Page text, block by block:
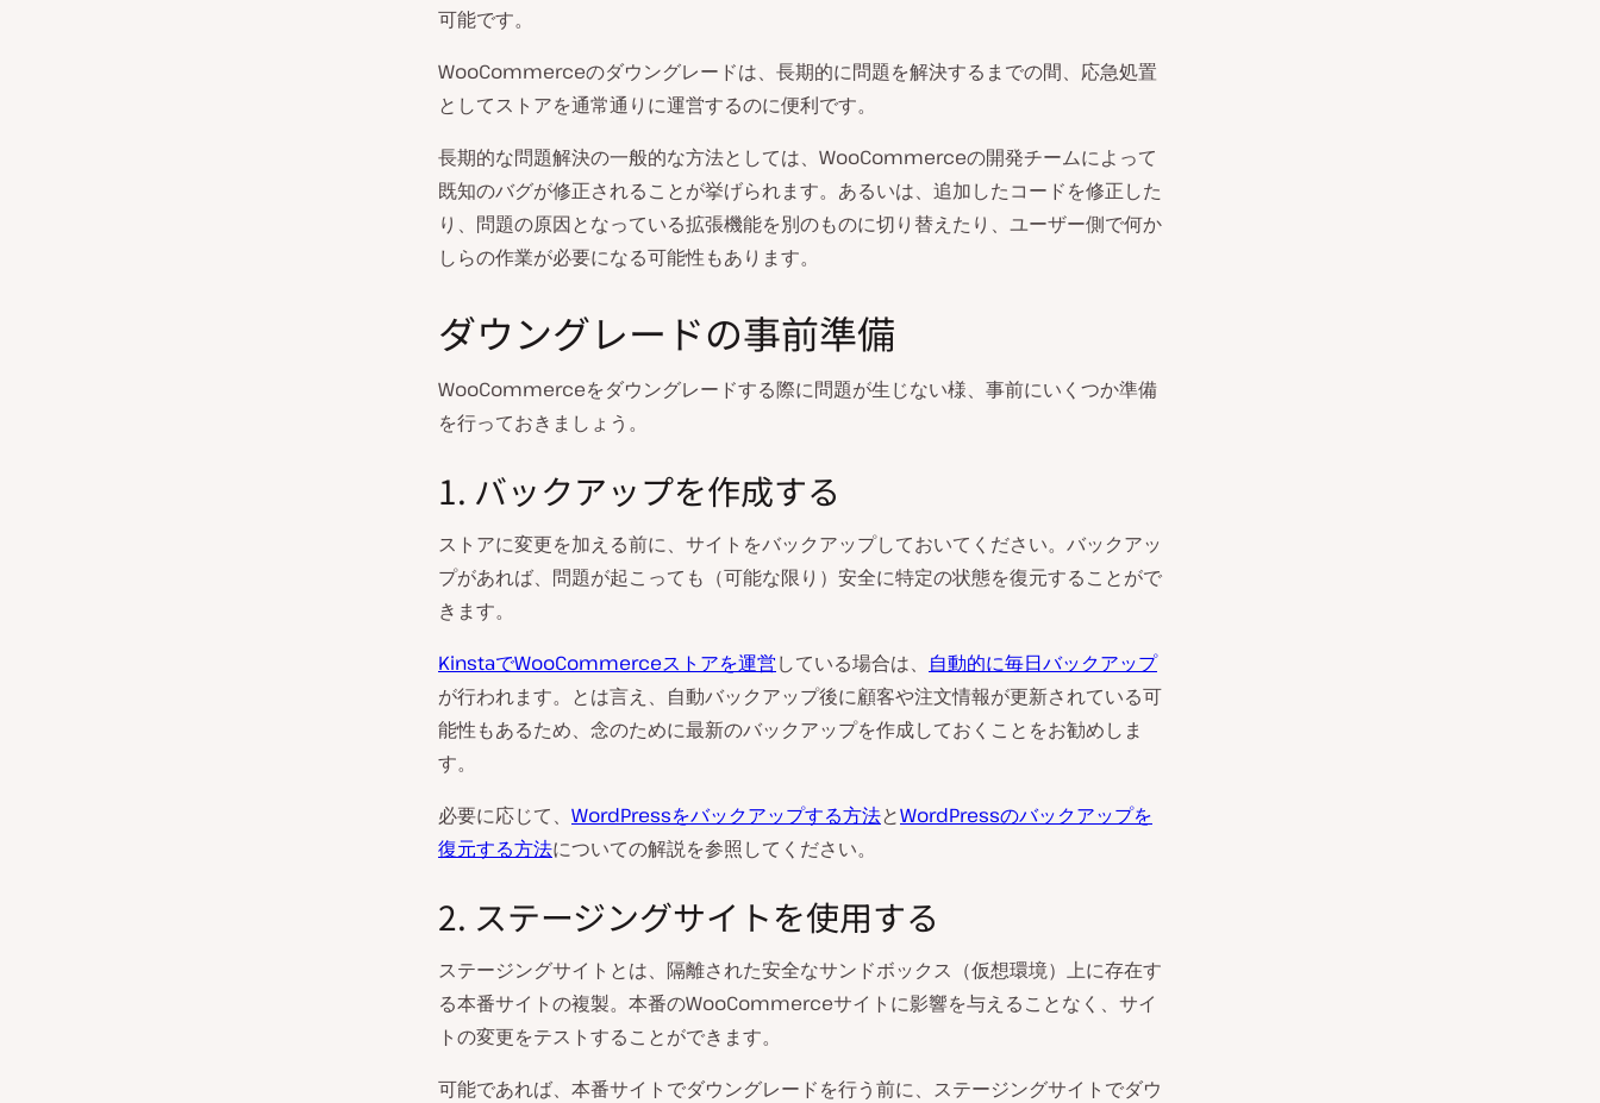
可能です。
WooCommerceのダウングレードは、長期的に問題を解決するまでの間、応急処置
としてストアを通常通りに運営するのに便利です。
長期的な問題解決の一般的な方法としては、WooCommerceの開発チームによって
既知のバグが修正されることが挙げられます。あるいは、追加したコードを修正した
り、問題の原因となっている拡張機能を別のものに切り替えたり、ユーザー側で何か
しらの作業が必要になる可能性もあります。
ダウングレードの事前準備
WooCommerceをダウングレードする際に問題が生じない様、事前にいくつか準備
を行っておきましょう。
1. バックアップを作成する
ストアに変更を加える前に、サイトをバックアップしておいてください。バックアッ
プがあれば、問題が起こっても（可能な限り）安全に特定の状態を復元することがで
きます。
KinstaでWooCommerceストアを運営している場合は、 自動的に毎日バックアップ
が行われます。とは言え、自動バックアップ後に顧客や注文情報が更新されている可
能性もあるため、念のために最新のバックアップを作成しておくことをお勧めしま
す。
必要に応じて、 WordPressをバックアップする方法とWordPressのバックアップを
復元する方法についての解説を参照してください。
2. ステージングサイトを使用する
ステージングサイトとは、隔離された安全なサンドボックス（仮想環境）上に存在す
る本番サイトの複製。本番のWooCommerceサイトに影響を与えることなく、サイ
トの変更をテストすることができます。
可能であれば、本番サイトでダウングレードを行う前に、ステージングサイトでダウ